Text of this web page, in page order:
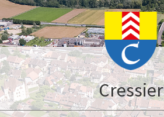
Cressier